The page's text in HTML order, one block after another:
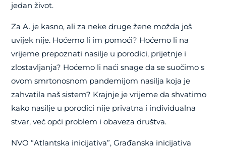
jedan život.
Za A. je kasno, ali za neke druge žene možda još
uvijek nije. Hoćemo li im pomoći? Hoćemo li na
vrijeme prepoznati nasilje u porodici, prijetnje i
zlostavljanja? Hoćemo li naći snage da se suočimo s
ovom smrtonosnom pandemijom nasilja koja je
zahvatila naš sistem? Krajnje je vrijeme da shvatimo
kako nasilje u porodici nije privatna i individualna
stvar, već opći problem i obaveza društva.
NVO “Atlantska inicijativa”, Građanska inicijativa